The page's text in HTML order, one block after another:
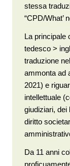
stessa
“CPD/What’
La principale
tedesco >
traduzione
ammonta ad
2021) e
intellettuale
giudiziari, dei
diritto
Da 11 anni